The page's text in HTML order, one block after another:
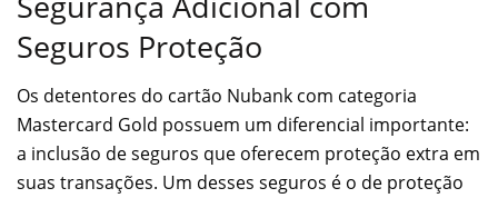
Seguros Proteção
Os detentores do cartão Nubank com categoria
Mastercard Gold possuem um diferencial importante:
a inclusão de seguros que oferecem proteção extra em
suas transações. Um desses seguros é o de proteção